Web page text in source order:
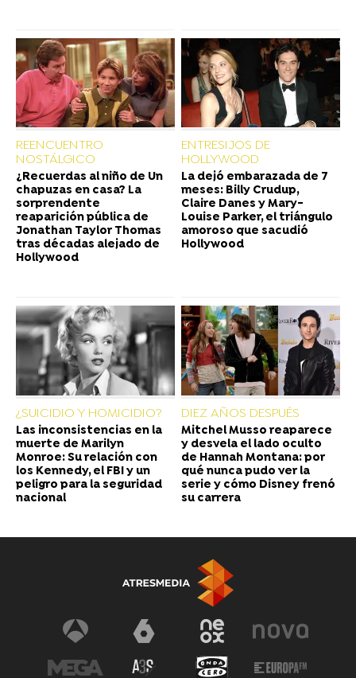
REENCUENTRO
NOSTÁLGICO
¿Recuerdas al niño de Un
chapuzas en casa? La
sorprendente
reaparición pública de
Jonathan Taylor Thomas
tras décadas alejado de
Hollywood
ENTRESIJOS DE
HOLLYWOOD
La dejó embarazada de 7
meses: Billy Crudup,
Claire Danes y Mary-
Louise Parker, el triángulo
amoroso que sacudió
Hollywood
¿SUICIDIO Y HOMICIDIO?
Las inconsistencias en la
muerte de Marilyn
Monroe: Su relación con
los Kennedy, el FBI y un
peligro para la seguridad
nacional
DIEZ AÑOS DESPUÉS
Mitchel Musso reaparece
y desvela el lado oculto
de Hannah Montana: por
qué nunca pudo ver la
serie y cómo Disney frenó
su carrera